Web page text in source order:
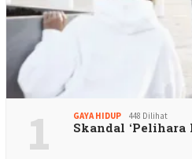
1 GAYA HIDUP 448 Dilihat
Skandal ‘Pelihara